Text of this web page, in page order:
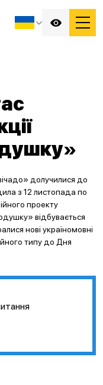
долучилися до
з 12 листопада по
проекту
відбувається
нові україномовні
типу до Дня